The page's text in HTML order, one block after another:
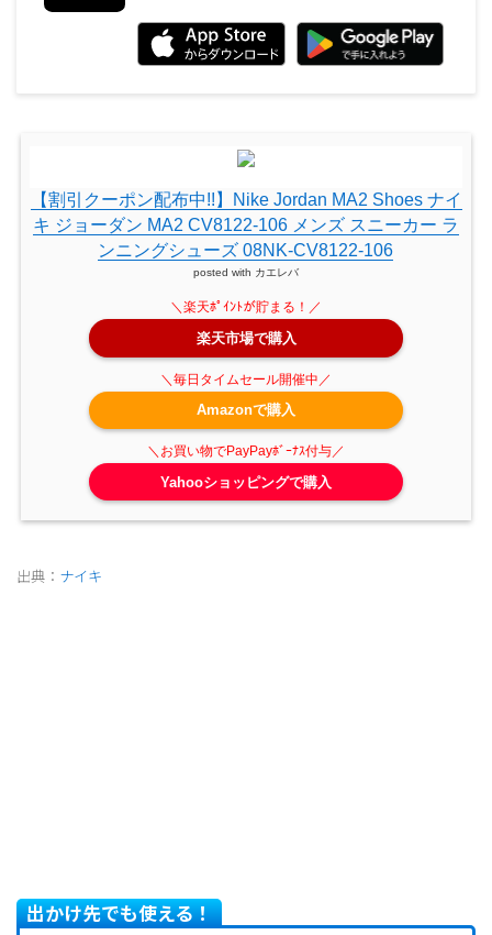
【割引クーポン配布中!!】Nike Jordan MA2 Shoes ナイ
キ ジョーダン MA2 CV8122-106 メンズ スニーカー ラ
ンニングシューズ 08NK-CV8122-106
posted with カエレバ
楽天市場で購入
Amazonで購入
Yahooショッピングで購入
出典： ナイキ
出かけ先でも使える！